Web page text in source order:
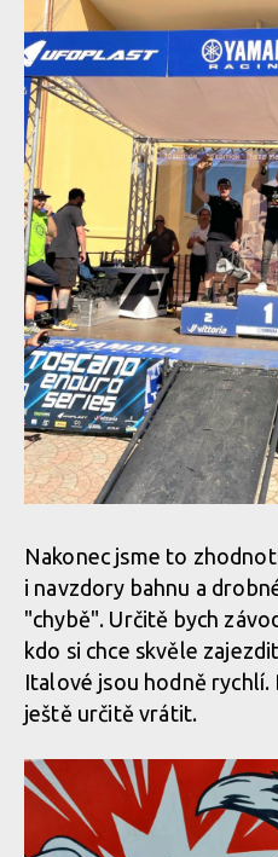
Nakonec jsme to
i navzdory bahnu a
"chybě". Určitě bych
kdo si chce skvěle
Italové jsou hodně rychlí.
ještě určitě vrátit.